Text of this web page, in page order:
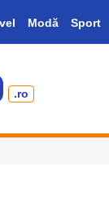
Modă Sport
.ro